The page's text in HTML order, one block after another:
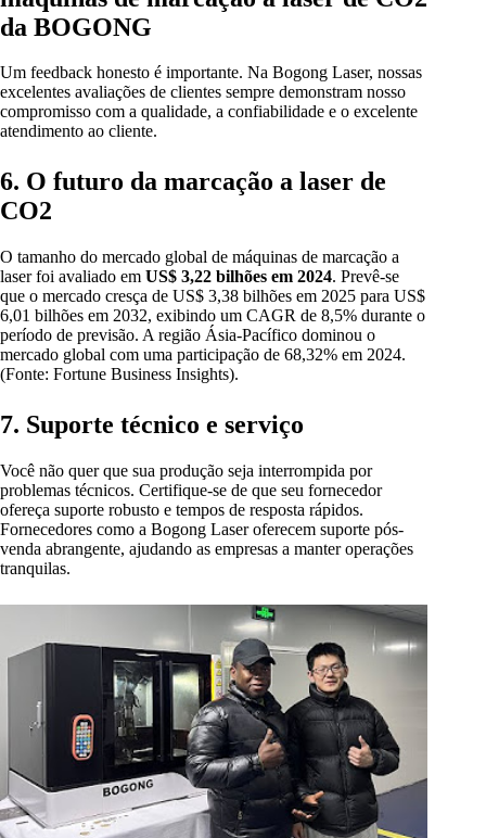
da BOGONG
Um feedback honesto é importante. Na Bogong Laser, nossas
excelentes avaliações de clientes sempre demonstram nosso
compromisso com a qualidade, a confiabilidade e o excelente
atendimento ao cliente.
6. O futuro da marcação a laser de
CO2
O tamanho do mercado global de máquinas de marcação a
laser foi avaliado em US$ 3,22 bilhões em 2024. Prevê-se
que o mercado cresça de US$ 3,38 bilhões em 2025 para US$
6,01 bilhões em 2032, exibindo um CAGR de 8,5% durante o
período de previsão. A região Ásia-Pacífico dominou o
mercado global com uma participação de 68,32% em 2024.
(Fonte: Fortune Business Insights).
7. Suporte técnico e serviço
Você não quer que sua produção seja interrompida por
problemas técnicos. Certifique-se de que seu fornecedor
ofereça suporte robusto e tempos de resposta rápidos.
Fornecedores como a Bogong Laser oferecem suporte pós-
venda abrangente, ajudando as empresas a manter operações
tranquilas.